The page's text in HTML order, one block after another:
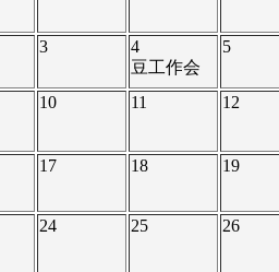
3
4
豆工作会
5
10 11 12
17 18 19
24 25 26